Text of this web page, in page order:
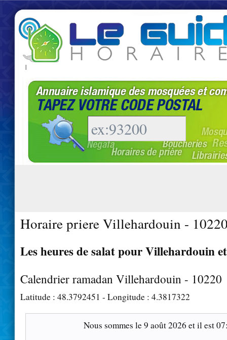
|
Horaire priere Villehardouin -
Les heures de salat pour Villehardouin
Calendrier ramadan Villehardouin - 10220
Latitude : 48.3792451 - Longitude : 4.3817322
Nous sommes le9 août 2026 et il est